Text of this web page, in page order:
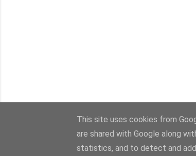
This site uses cookies from
are shared with Google along
statistics, and to detect and